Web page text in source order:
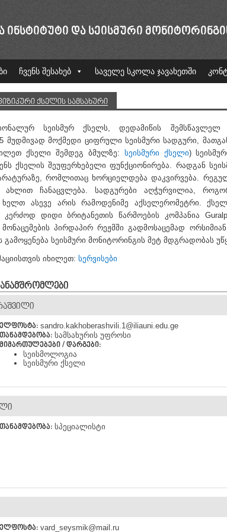
ᲘᲜᲡᲢᲘᲢᲣᲢᲘ ᲓᲐ ᲡᲔᲘᲡᲛᲣᲠᲘ
ჩვენს შესახებ საველე სკოლა ჯავახეთში
ᲥᲡᲔᲚᲘᲡ ᲡᲐᲛᲡᲐᲮᲣᲠᲘ
სეისმურ ქსელს, დედამიწის შემსწავლელ
მუდმივად მოქმედი ციფრული სეისმური სადგური,
ქსელი შემდეგ ბმულზე: სეისმური ქსელი)
ქსელის შეუფერხებელი ფუნქციონირება. რადგან
რომლითაც ხორციელდება დაკვირვება.
ჩანაცვლება. სადგურები აღჭურვილია,
ხელთ ასევე არის რამოდენიმე აქსელერომეტრი.
დიდი ბრიტანეთის წარმოების კომპანია
მონაცემების პირდაპირ რეჟმში გადმოსაცემად
სეისმური მონიტორინგის მეტ მდგრადობას
იხილეთ: სერვისები
ᲔᲚᲤᲝᲡᲢᲐ: sandro.kakhoberashvili.1@iliauni.edu.ge
ᲗᲐᲜᲐᲛᲓᲔᲑᲝᲑᲐ: სამსახურის უფროსი
ᲛᲘᲛᲐᲠᲗᲣᲚᲔᲑᲔᲑᲘ / ᲓᲐᲠᲒᲔᲑᲘ:
სეისმოლოგია
სეისმური ქსელი
ᲗᲐᲜᲐᲛᲓᲔᲑᲝᲑᲐ: სპეციალისტი
ᲔᲚᲤᲝᲡᲢᲐ: vard_seysmik@mail.ru